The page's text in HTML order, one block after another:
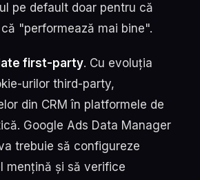
pe default doar pentru că
"performează mai bine".
first-party. Cu evoluția
urilor third-party,
din CRM în platformele de
Google Ads Data Manager
trebuie să configureze
mențină și să verifice